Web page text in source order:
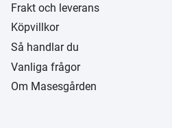
Frakt och leverans
Köpvillkor
Så handlar du
Vanliga frågor
Om Masesgården